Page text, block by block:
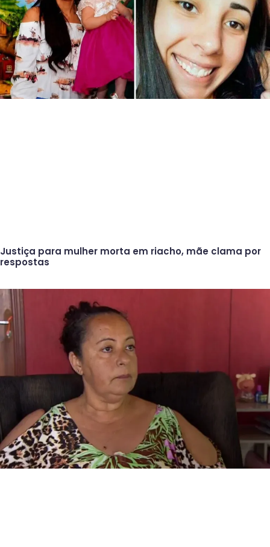
Justiça para mulher morta em riacho, mãe clama por
respostas